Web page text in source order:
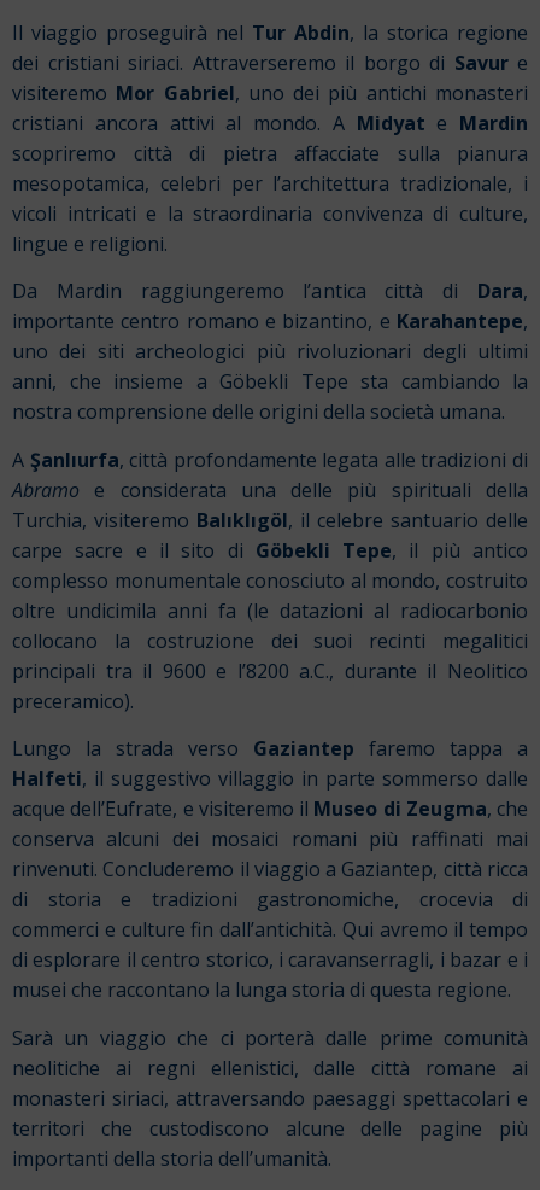
Il viaggio proseguirà nel Tur Abdin, la storica regione
dei cristiani siriaci. Attraverseremo il borgo di Savure
visiteremo Mor Gabriel, uno dei più antichi monasteri
cristiani ancora attivi al mondo. A Midyat e Mardin
scopriremo città di pietra affacciate sulla pianura
mesopotamica, celebri per l’architettura tradizionale, i
vicoli intricati e la straordinaria convivenza di culture,
lingue e religioni.
Da Mardin raggiungeremo l’antica città di Dara,
importante centro romano e bizantino, e Karahantepe,
uno dei siti archeologici più rivoluzionari degli ultimi
anni, che insieme a Göbekli Tepe sta cambiando la
nostra comprensione delle origini della società umana.
A Şanlıurfa, città profondamente legata alle tradizioni di
Abramo e considerata una delle più spirituali della
Turchia, visiteremo Balıklıgöl, il celebre santuario delle
carpe sacre e il sito di Göbekli Tepe, il più antico
complesso monumentale conosciuto al mondo, costruito
oltre undicimila anni fa (le datazioni al radiocarbonio
collocano la costruzione dei suoi recinti megalitici
principali tra il 9600 e l’8200 a.C., durante il Neolitico
preceramico).
Lungo la strada verso Gaziantep faremo tappa a
Halfeti, il suggestivo villaggio in parte sommerso dalle
acque dell’Eufrate, e visiteremo il Museo di Zeugma, che
conserva alcuni dei mosaici romani più raffinati mai
rinvenuti. Concluderemo il viaggio a Gaziantep, città ricca
di storia e tradizioni gastronomiche, crocevia di
commerci e culture fin dall’antichità. Qui avremo il tempo
di esplorare il centro storico, i caravanserragli, i bazar e i
musei che raccontano la lunga storia di questa regione.
Sarà un viaggio che ci porterà dalle prime comunità
neolitiche ai regni ellenistici, dalle città romane ai
monasteri siriaci, attraversando paesaggi spettacolari e
territori che custodiscono alcune delle pagine più
importanti della storia dell’umanità.